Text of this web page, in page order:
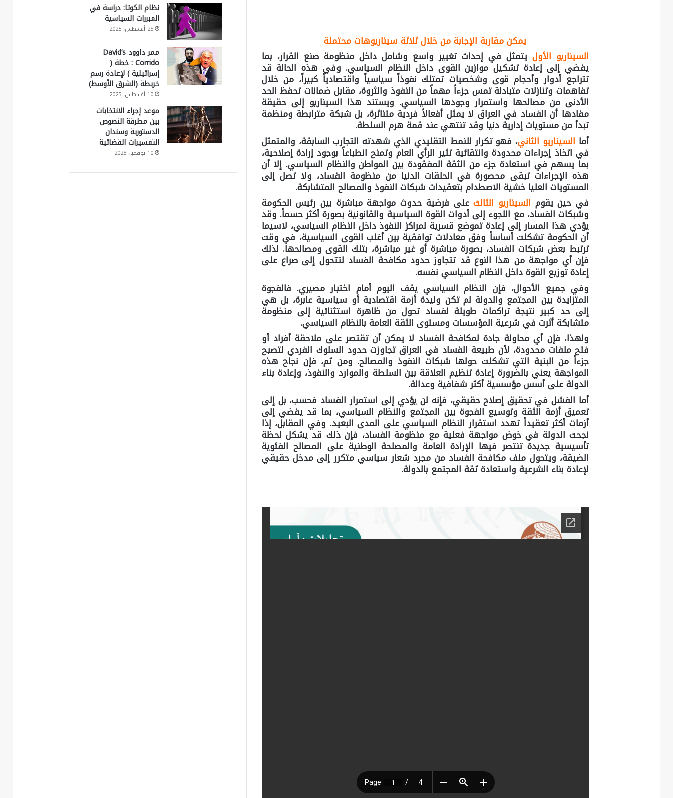
يمكن مقاربة الإجابة من خلال ثلاثة سيناريوهات محتملة
السيناريو الأوليتمثل في إحداث تغيير واسع وشامل داخل منظومة صنع القرار، بما
يفضي إلى إعادة تشكيل موازين القوى داخل النظام السياسي. وفي هذه الحالة قد
تتراجع أدوار وأحجام قوى وشخصيات تمتلك نفوذاً سياسياً واقتصادياً كبيراً، من خلال
تفاهمات وتنازلات متبادلة تمس جزءاً مهماً من النفوذ والثروة، مقابل ضمانات تحفظ الحد
الأدنى من مصالحها واستمرار وجودها السياسي. ويستند هذا السيناريو إلى حقيقة
مفادها أن الفساد في العراق لا يمثل أفعالاً فردية متناثرة، بل شبكة مترابطة ومنظمة
تبدأ من مستويات إدارية دنيا وقد تنتهي عند قمة هرم السلطة.
أما السيناريو الثاني، فهو تكرار للنمط التقليدي الذي شهدته التجارب السابقة، والمتمثل
في اتخاذ إجراءات محدودة وانتقائية تثير الرأي العام وتمنح انطباعاً بوجود إرادة إصلاحية،
بما يسهم في استعادة جزء من الثقة المفقودة بين المواطن والنظام السياسي. إلا أن
هذه الإجراءات تبقى محصورة في الحلقات الدنيا من منظومة الفساد، ولا تصل إلى
المستويات العليا خشية الاصطدام بتعقيدات شبكات النفوذ والمصالح المتشابكة.
في حين يقوم السيناريو الثالثعلى فرضية حدوث مواجهة مباشرة بين رئيس الحكومة
وشبكات الفساد، مع اللجوء إلى أدوات القوة السياسية والقانونية بصورة أكثر حسماً. وقد
يؤدي هذا المسار إلى إعادة تموضع قسرية لمراكز النفوذ داخل النظام السياسي، لاسيما
أن الحكومة تشكلت أساساً وفق معادلات توافقية بين أغلب القوى السياسية، في وقت
ترتبط بعض شبكات الفساد، بصورة مباشرة أو غير مباشرة، بتلك القوى ومصالحها. لذلك
فإن أي مواجهة من هذا النوع قد تتجاوز حدود مكافحة الفساد لتتحول إلى صراع على
إعادة توزيع القوة داخل النظام السياسي نفسه.
وفي جميع الأحوال، فإن النظام السياسي يقف اليوم أمام اختبار مصيري. فالفجوة
المتزايدة بين المجتمع والدولة لم تكن وليدة أزمة اقتصادية أو سياسية عابرة، بل هي
إلى حد كبير نتيجة تراكمات طويلة لفساد تحول من ظاهرة استثنائية إلى منظومة
متشابكة أثرت في شرعية المؤسسات ومستوى الثقة العامة بالنظام السياسي.
ولهذا، فإن أي محاولة جادة لمكافحة الفساد لا يمكن أن تقتصر على ملاحقة أفراد أو
فتح ملفات محدودة، لأن طبيعة الفساد في العراق تجاوزت حدود السلوك الفردي لتصبح
جزءاً من البنية التي تشكلت حولها شبكات النفوذ والمصالح. ومن ثم، فإن نجاح هذه
المواجهة يعني بالضرورة إعادة تنظيم العلاقة بين السلطة والموارد والنفوذ، وإعادة بناء
الدولة على أسس مؤسسية أكثر شفافية وعدالة.
أما الفشل في تحقيق إصلاح حقيقي، فإنه لن يؤدي إلى استمرار الفساد فحسب، بل إلى
تعميق أزمة الثقة وتوسيع الفجوة بين المجتمع والنظام السياسي، بما قد يفضي إلى
أزمات أكثر تعقيداً تهدد استقرار النظام السياسي على المدى البعيد. وفي المقابل، إذا
نجحت الدولة في خوض مواجهة فعلية مع منظومة الفساد، فإن ذلك قد يشكل لحظة
تأسيسية جديدة تنتصر فيها الإرادة العامة والمصلحة الوطنية على المصالح الفئوية
الضيقة، ويتحول ملف مكافحة الفساد من مجرد شعار سياسي متكرر إلى مدخل حقيقي
لإعادة بناء الشرعية واستعادة ثقة المجتمع بالدولة.
نظام الكوتا: دراسة في
المبررات السياسية
25 أغسطس، 2025
ممر داوود David’s
Corrido : خطة (
إسرائيلية ) لإعادة رسم
خريطة (الشرق الأوسط)
10 أغسطس، 2025
موعد إجراء الانتخابات
بين مطرقة النصوص
الدستورية وسندان
التفسيرات القضائية
10 نوفمبر، 2025